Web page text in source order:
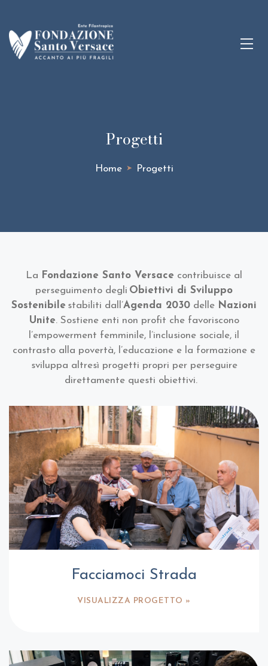
Progetti
Home ➤ Progetti
La Fondazione Santo Versace contribuisce al
perseguimento degli Obiettivi di Sviluppo
Sostenibile stabiliti dall’Agenda 2030 delle Nazioni
Unite. Sostiene enti non profit che favoriscono
l’empowerment femminile, l’inclusione sociale, il
contrasto alla povertà, l’educazione e la formazione e
sviluppa altresì progetti propri per perseguire
direttamente questi obiettivi.
Facciamoci Strada
VISUALIZZA PROGETTO »